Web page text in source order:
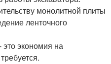
монолитной плиты
ленточного
экономия на